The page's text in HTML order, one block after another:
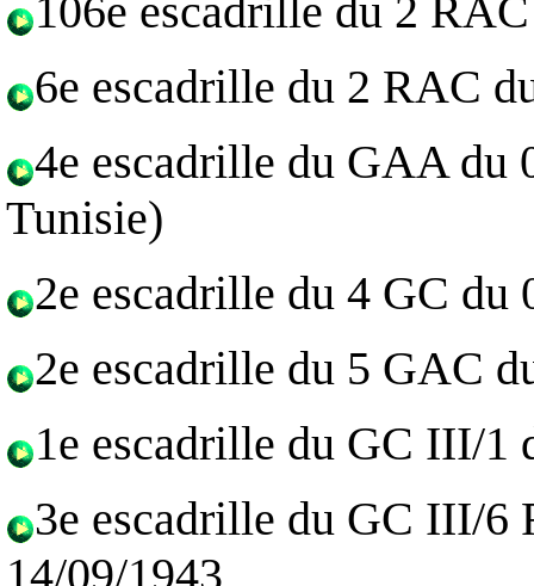
106e escadrille du 2
6e escadrille du 2 RAC
4e escadrille du GAA du
Tunisie)
2e escadrille du 4 GC du
2e escadrille du 5 GAC
1e escadrille du GC III/1
3e escadrille du GC III/6
14/09/1943